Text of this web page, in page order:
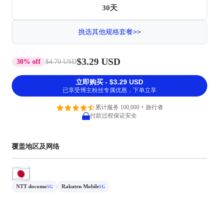
30天
挑选其他规格套餐>>
30% off $4.70 USD$3.29 USD
立即购买 - $3.29 USD
已享受博主粉丝专属优惠，下单立享
累计服务 100,000 + 旅行者
付款过程保证安全
覆盖地区及网络
NTT docomo5G Rakuten Mobile5G